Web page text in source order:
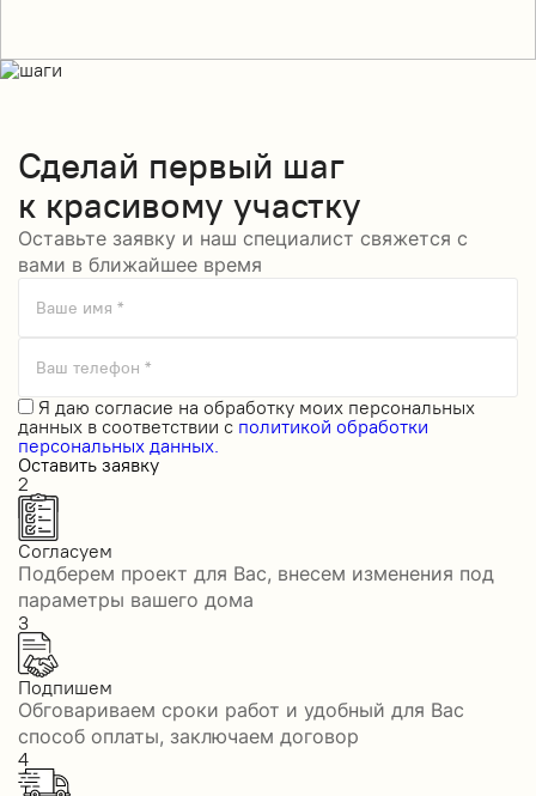
Сделай первый шаг
к красивому участку
Оставьте заявку и наш специалист свяжется с
вами в ближайшее время
Ваше имя *
Ваш телефон *
Я даю согласие на обработку моих персональных
данных в соответствии с политикой обработки
персональных данных.
Оставить заявку
2
Согласуем
Подберем проект для Вас, внесем изменения под
параметры вашего дома
3
Подпишем
Обговариваем сроки работ и удобный для Вас
способ оплаты, заключаем договор
4